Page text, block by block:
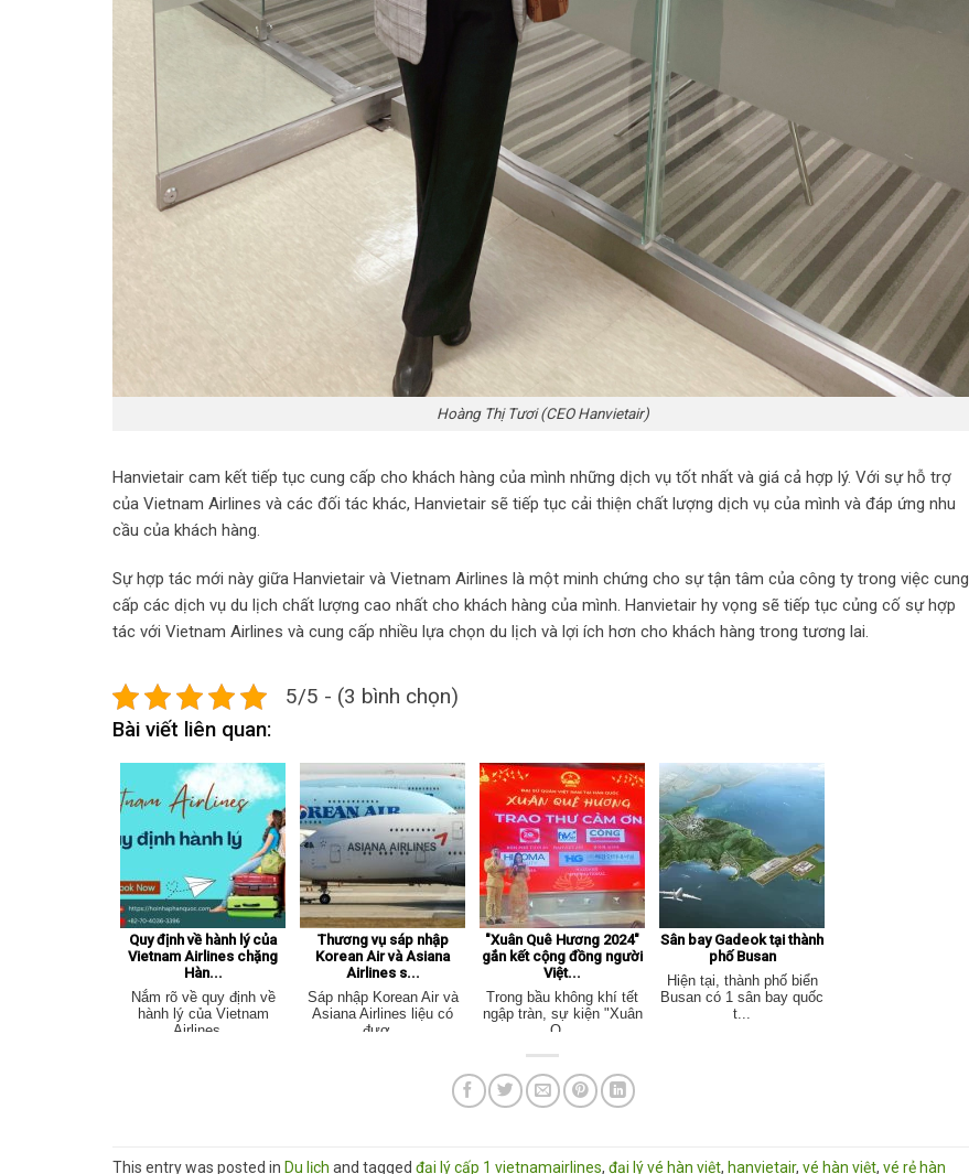
Hoàng Thị Tươi (CEO Hanvietair)
Hanvietair cam kết tiếp tục cung cấp cho khách hàng của mình những dịch vụ tốt nhất và giá cả hợp lý. Với sự hỗ trợ
của Vietnam Airlines và các đối tác khác, Hanvietair sẽ tiếp tục cải thiện chất lượng dịch vụ của mình và đáp ứng nhu
cầu của khách hàng.
Sự hợp tác mới này giữa Hanvietair và Vietnam Airlines là một minh chứng cho sự tận tâm của công ty trong việc cung
cấp các dịch vụ du lịch chất lượng cao nhất cho khách hàng của mình. Hanvietair hy vọng sẽ tiếp tục củng cố sự hợp
tác với Vietnam Airlines và cung cấp nhiều lựa chọn du lịch và lợi ích hơn cho khách hàng trong tương lai.
5/5 - (3 bình chọn)
Bài viết liên quan:
Quy định về hành lý của
Vietnam Airlines chặng
Hàn...
Nắm rõ về quy định về
hành lý của Vietnam
Airlines...
Thương vụ sáp nhập
Korean Air và Asiana
Airlines s...
Sáp nhập Korean Air và
Asiana Airlines liệu có
đượ...
"Xuân Quê Hương 2024"
gắn kết cộng đồng người
Việt...
Trong bầu không khí tết
ngập tràn, sự kiện "Xuân
Q...
Sân bay Gadeok tại thành
phố Busan
Hiện tại, thành phố biển
Busan có 1 sân bay quốc
t...
This entry was posted in Du lịch and tagged đại lý cấp 1 vietnamairlines, đại lý vé hàn việt, hanvietair, vé hàn việt, vé rẻ hàn